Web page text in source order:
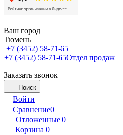
Ваш город
Тюмень
+7 (3452) 58-71-65
+7 (3452) 58-71-65Отдел продаж
Заказать звонок
Поиск
Войти
Сравнение0
Отложенные 0
Корзина 0